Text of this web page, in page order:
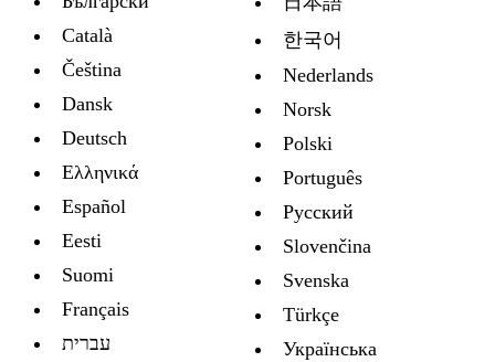
Català
Čeština
Dansk
Deutsch
Ελληνικά
Español
Eesti
Suomi
Français
עברית
한국어
Nederlands
Norsk
Polski
Português
Русский
Slovenčina
Svenska
Türkçe
Украïнська